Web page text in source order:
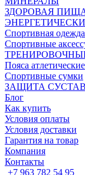
ЗДОРОВАЯ
Спортивная одежда
Спортивные
Пояса атлетические
Спортивные сумки
ЗАЩИТА
Блог
Как купить
Условия оплаты
Условия доставки
Гарантия на товар
Компания
Контакты
+7 963 782 54 95